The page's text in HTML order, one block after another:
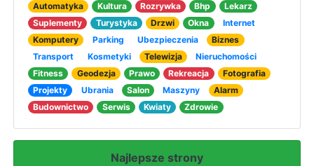
Automatyka
Kultura Rozrywka Bhp
Lekarz
Suplementy
Turystyka Drzwi Okna
Internet
Komputery
Parking Ubezpieczenia
Biznes
Transport
Kosmetyki Telewizja
Nieruchomości
Fitness
Geodezja Prawo Rekreacja
Fotografia
Projekty
Ubrania Salon Maszyny
Alarm
Budownictwo
Serwis Kwiaty Zdrowie
Najlepsze strony